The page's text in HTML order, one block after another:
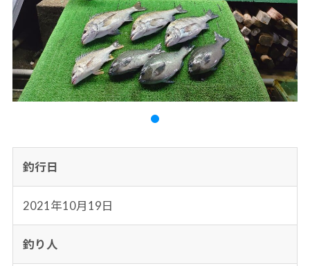
釣行日
2021年10月19日
釣り人